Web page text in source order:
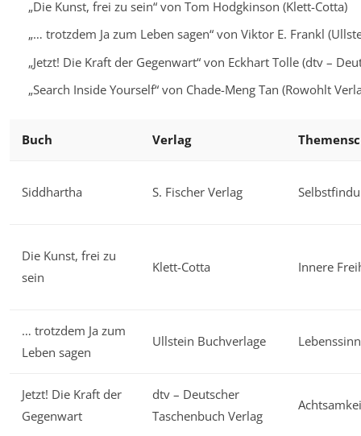
„Die Kunst, frei zu sein“ von Tom Hodgkinson (Klett-Cotta)
„… trotzdem Ja zum Leben sagen“ von Viktor E. Frankl
„Jetzt! Die Kraft der Gegenwart“ von Eckhart Tolle (dtv –
„Search Inside Yourself“ von Chade-Meng Tan (Rowohlt
Buch Verlag
Siddhartha S. Fischer Verlag
Die Kunst, frei zu
sein
Klett-Cotta Innere
… trotzdem Ja zum
Leben sagen
Ullstein Buchverlage Lebenssinn
Jetzt! Die Kraft der
Gegenwart
dtv – Deutscher
Taschenbuch Verlag